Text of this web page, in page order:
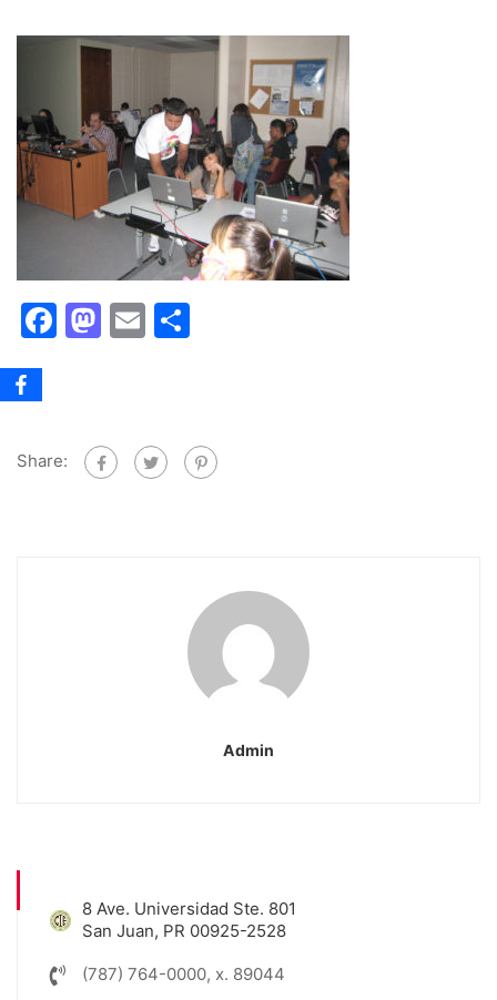
Facebook
Mastodon
Email
Share:
Admin
8 Ave. Universidad Ste. 801
San Juan, PR 00925-2528
(787) 764-0000, x. 89044